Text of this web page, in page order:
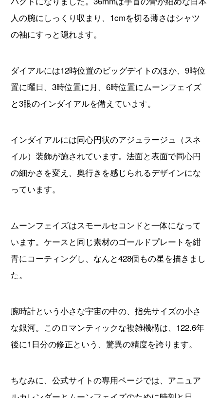
人の腕にしっくり収まり、1cmを切る薄さはシャツ
の袖にすっと隠れます。
ダイアルには12時位置のビッグデイトのほか、9時位
置に曜日、3時位置に月、6時位置にムーンフェイズ
と3眼のインダイアルを備えています。
インダイアルには同心円状のアジュラージュ（スネ
イル）装飾が施されています。法面と表面で同心円
の細かさを変え、奥行きを感じられるデザインにな
っています。
ムーンフェイズはスモールセコンドと一体になって
います。ケースと同じ素材のゴールドプレートを紺
青にコーティングし、なんと428個もの星を描きまし
た。
腕時計という小さな宇宙の中の、指先サイズの小さ
な銀河。このロマンティックな複雑機構は、122.6年
後に1日分の修正という、驚異の精度を誇ります。
ちなみに、公式サイトの専用ページでは、アニュア